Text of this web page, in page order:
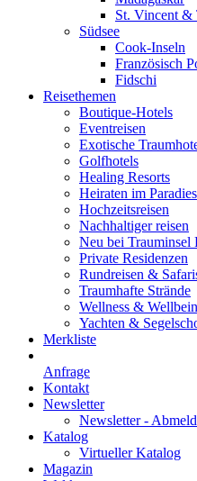
St. Vincent &
Südsee
Cook-Inseln
Französisch
Fidschi
Reisethemen
Boutique-Hotels
Eventreisen
Exotische
Golfhotels
Healing Resorts
Heiraten im Paradies
Hochzeitsreisen
Nachhaltiger reisen
Neu bei Trauminsel
Private Residenzen
Rundreisen &
Traumhafte Strände
Wellness &
Yachten &
Merkliste
Anfrage
Kontakt
Newsletter
Newsletter -
Katalog
Virtueller Katalog
Magazin